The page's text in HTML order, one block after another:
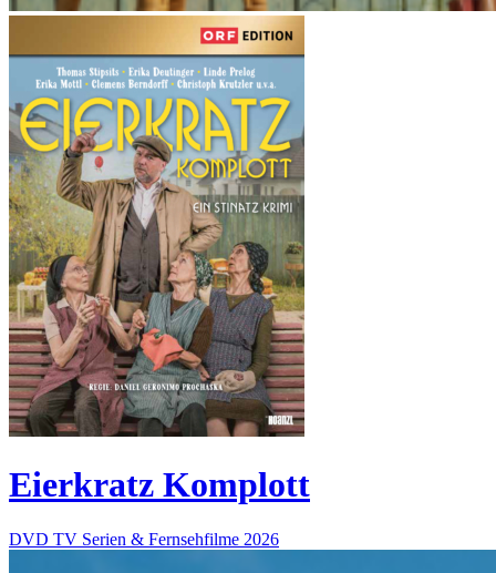
Eierkratz Komplott
DVD TV Serien & Fernsehfilme 2026